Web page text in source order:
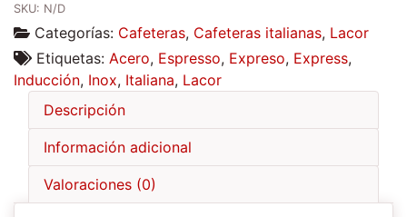
Lacor
cantidad
SKU: N/D
Categorías: Cafeteras, Cafeteras italianas, Lacor
Etiquetas: Acero, Espresso, Expreso, Express,
Inducción, Inox, Italiana, Lacor
Descripción
Información adicional
Valoraciones (0)